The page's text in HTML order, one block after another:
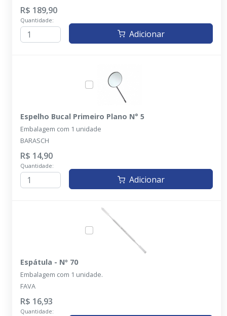
R$ 189,90
Quantidade:
Adicionar
Espelho Bucal Primeiro Plano N° 5
Embalagem com 1 unidade
BARASCH
R$ 14,90
Quantidade:
Adicionar
Espátula - Nº 70
Embalagem com 1 unidade.
FAVA
R$ 16,93
Quantidade: